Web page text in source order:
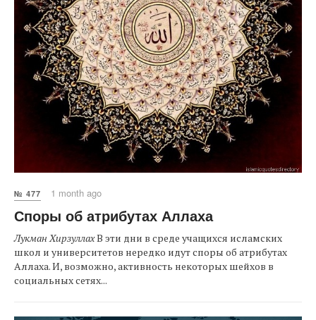
№ 477 1 month ago
Споры об атрибутах Аллаха
Лукман ХирзуллахВ эти дни в среде учащихся исламских
школ и университетов нередко идут споры об атрибутах
Аллаха. И, возможно, активность некоторых шейхов в
социальных сетях...